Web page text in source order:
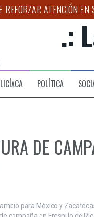
REFORZAR ATENCIÓN
“TAXI
NUEVA ETAPA
PARA
DE LA COLONIA
.:
POLÍTICA
DE
para México y